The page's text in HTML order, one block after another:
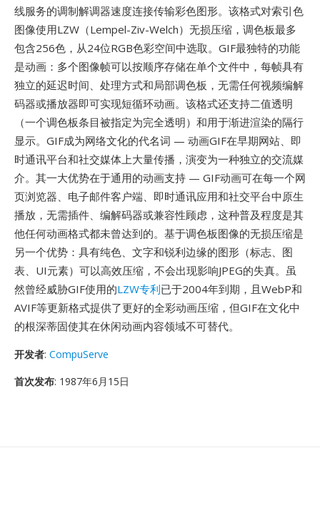
线服务的调制解调器速度连接传输彩色图形。该格式对索引色
图像使用LZW（Lempel-Ziv-Welch）无损压缩，调色板最多
包含256色，从24位RGB色彩空间中选取。GIF最独特的功能
是动画：多个图像帧可以按顺序存储在单个文件中，每帧具有
独立的延迟时间、处理方式和局部调色板，无需任何视频编解
码器或播放器即可实现短循环动画。该格式还支持二值透明
（一个调色板条目被指定为完全透明）和用于渐进渲染的隔行
显示。GIF成为网络文化的代名词 — 动画GIF在早期网站、即
时通讯平台和社交媒体上大量传播，演变为一种独立的交流媒
介。其一大优势在于通用的动画支持 — GIF动画可在每一个网
页浏览器、电子邮件客户端、即时通讯应用和社交平台中原生
播放，无需插件、编解码器或兼容性顾虑，这种普及程度是其
他任何动画格式都未曾达到的。基于调色板图像的无损压缩是
另一个优势：具有纯色、文字和锐利边缘的图形（标志、图
表、UI元素）可以高效压缩，不会出现影响JPEG的失真。虽
然曾经威胁GIF使用的LZW专利已于2004年到期，且WebP和
AVIF等更新格式提供了更好的全彩动画压缩，但GIF在文化中
的根深蒂固使其在休闲动画内容领域不可替代。
开发者: CompuServe
首次发布: 1987年6月15日